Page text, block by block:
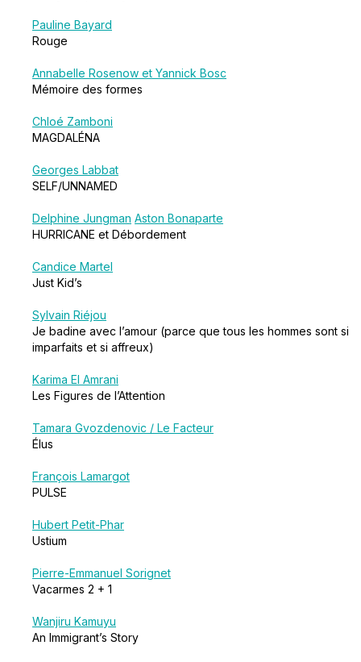
Pauline Bayard
Rouge
Annabelle Rosenow et Yannick Bosc
Mémoire des formes
Chloé Zamboni
MAGDALÉNA
Georges Labbat
SELF/UNNAMED
Delphine Jungman Aston Bonaparte
HURRICANE et Débordement
Candice Martel
Just Kid’s
Sylvain Riéjou
Je badine avec l’amour (parce que tous les hommes sont si
imparfaits et si affreux)
Karima El Amrani
Les Figures de l’Attention
Tamara Gvozdenovic / Le Facteur
Élus
François Lamargot
PULSE
Hubert Petit-Phar
Ustium
Pierre-Emmanuel Sorignet
Vacarmes 2 + 1
Wanjiru Kamuyu
An Immigrant’s Story